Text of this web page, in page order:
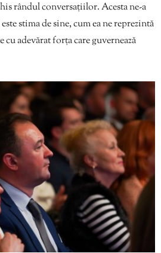
rândul conversațiilor. Acesta ne-a
stima de sine, cum ea ne reprezintă
adevărat forța care guvernează